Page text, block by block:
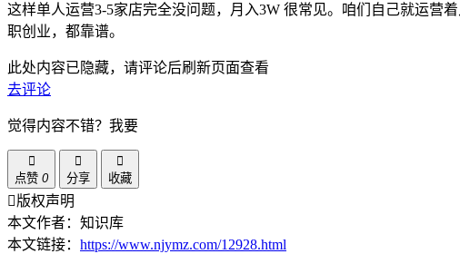
这样单人运营3-5家店完全没问题，月入3W 很常见。咱们自己就运营
职创业，都靠谱。
此处内容已隐藏，请评论后刷新页面查看
去评论
觉得内容不错？我要
点赞 0 分享 收藏
版权声明
本文作者：知识库
本文链接： https://www.njymz.com/12928.html